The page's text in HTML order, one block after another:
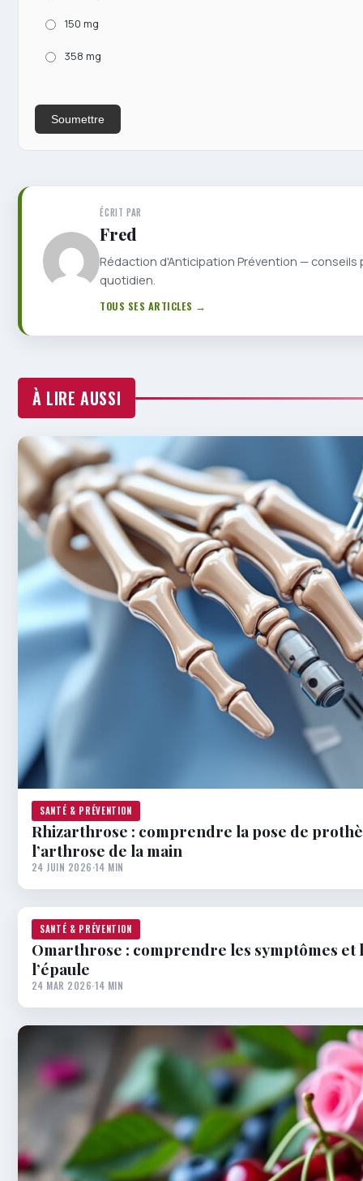
150 mg
358 mg
Soumettre
ÉCRIT PAR
Fred
Rédaction d'Anticipation Prévention —
quotidien.
TOUS SES ARTICLES →
À LIRE AUSSI
SANTÉ & PRÉVENTION
Rhizarthrose : comprendre la pose de
l’arthrose de la main
24 JUIN 2026·14 MIN
SANTÉ & PRÉVENTION
Omarthrose : comprendre les symptômes et
l’épaule
24 MAR 2026·14 MIN